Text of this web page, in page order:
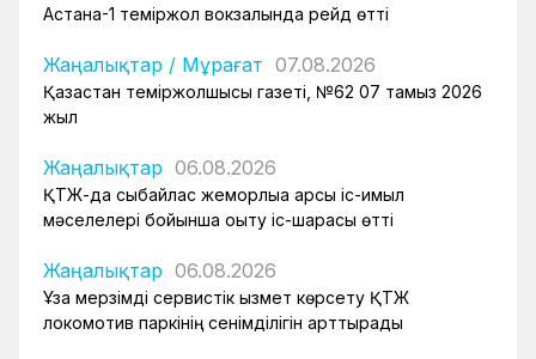
Астана-1 теміржол вокзалында рейд өтті
Жаңалықтар / Мұрағат 07.08.2026
Қазақстан теміржолшысы газеті, №62 07 тамыз 2026
жыл
Жаңалықтар 06.08.2026
ҚТЖ-да сыбайлас жемқорлыққа қарсы іс-қимыл
мәселелері бойынша оқыту іс-шарасы өтті
Жаңалықтар 06.08.2026
Ұзақ мерзімді сервистік қызмет көрсету ҚТЖ
локомотив паркінің сенімділігін арттырады